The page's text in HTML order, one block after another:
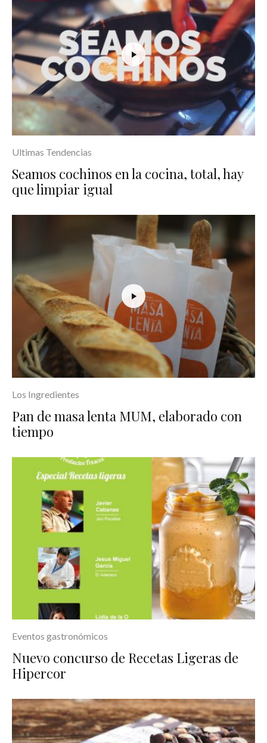
Ultimas Tendencias
Seamos cochinos en la cocina, total, hay
que limpiar igual
Los Ingredientes
Pan de masa lenta MUM, elaborado con
tiempo
Eventos gastronómicos
Nuevo concurso de Recetas Ligeras de
Hipercor